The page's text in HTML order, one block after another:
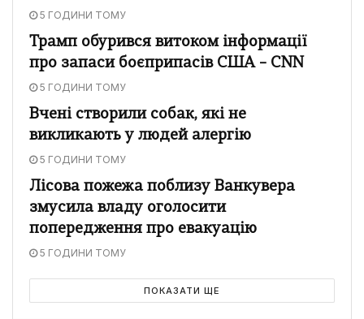
5 ГОДИНИ ТОМУ
Трамп обурився витоком інформації
про запаси боєприпасів США – CNN
5 ГОДИНИ ТОМУ
Вчені створили собак, які не
викликають у людей алергію
5 ГОДИНИ ТОМУ
Лісова пожежа поблизу Ванкувера
змусила владу оголосити
попередження про евакуацію
5 ГОДИНИ ТОМУ
ПОКАЗАТИ ЩЕ